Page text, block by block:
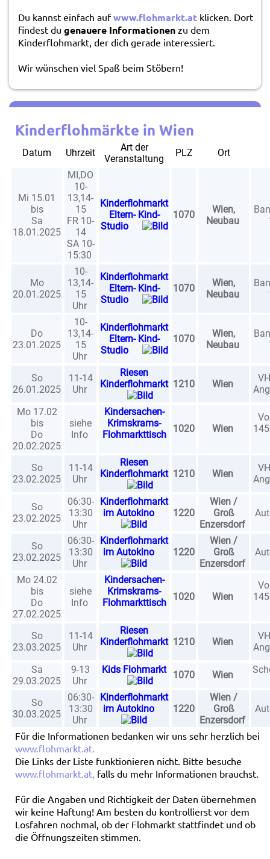
Du kannst einfach aufwww.flohmarkt.at klicken. Dort
findest du genauere Informationen zu dem
Kinderflohmarkt, der dich gerade interessiert.
Wir wünschen viel Spaß beim Stöbern!
Kinderflohmärkte in Wien
Datum Uhrzeit
Art der
Veranstaltung
PLZ Ort
Mi 15.01
bis
Sa
18.01.2025
MI,DO
10-
13,14-
15
FR 10-
14
SA 10-
15:30
Kinderflohmarkt
Eltern- Kind-
Studio
1070
Wien,
Neubau
Mo
20.01.2025
10-
13,14-
15
Uhr
Kinderflohmarkt
Eltern- Kind-
Studio
1070
Wien,
Neubau
Do
23.01.2025
10-
13,14-
15
Uhr
Kinderflohmarkt
Eltern- Kind-
Studio
1070
Wien,
Neubau
So
26.01.2025
11-14
Uhr
Riesen
Kinderflohmarkt 1210 Wien
Mo 17.02
bis
Do
20.02.2025
siehe
Info
Kindersachen-
Krimskrams-
Flohmarkttisch
1020 Wien
So
23.02.2025
11-14
Uhr
Riesen
Kinderflohmarkt 1210 Wien
So
23.02.2025
06:30-
13:30
Uhr
Kinderflohmarkt
im Autokino
1220
Wien /
Groß
Enzersdorf
So
23.02.2025
06:30-
13:30
Uhr
Kinderflohmarkt
im Autokino
1220
Wien /
Groß
Enzersdorf
Mo 24.02
bis
Do
27.02.2025
siehe
Info
Kindersachen-
Krimskrams-
Flohmarkttisch
1020 Wien
So
23.03.2025
11-14
Uhr
Riesen
Kinderflohmarkt 1210 Wien
Sa
29.03.2025
9-13
Uhr
Kids Flohmarkt 1070 Wien
So
30.03.2025
06:30-
13:30
Uhr
Kinderflohmarkt
im Autokino
1220
Wien /
Groß
Enzersdorf
Für die Informationen bedanken wir uns sehr herzlich bei
www.flohmarkt.at.
Die Links der Liste funktionieren nicht. Bitte besuche
www.flohmarkt.at, falls du mehr Informationen brauchst.
Für die Angaben und Richtigkeit der Daten übernehmen
wir keine Haftung! Am besten du kontrollierst vor dem
Losfahren nochmal, ob der Flohmarkt stattfindet und ob
die Öffnungszeiten stimmen.